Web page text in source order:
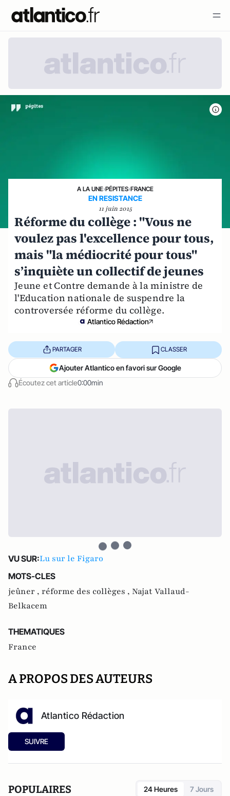
A LA UNE›PÉPITES›FRANCE
EN RESISTANCE
11 juin 2015
Réforme du collège : "Vous ne
voulez pas l'excellence pour tous,
mais "la médiocrité pour tous"
s’inquiète un collectif de jeunes
Jeune et Contre demande à la ministre de
l'Education nationale de suspendre la
controversée réforme du collège.
Atlantico Rédaction
Écoutez cet article0:00min
PARTAGER CLASSER
Ajouter Atlantico en favori sur Google
VU SUR:Lu sur le Figaro
MOTS-CLES
jeûner , réforme des collèges , Najat Vallaud-
Belkacem
THEMATIQUES
France
A PROPOS DES AUTEURS
Atlantico Rédaction
SUIVRE
POPULAIRES 24 Heures 7 Jours